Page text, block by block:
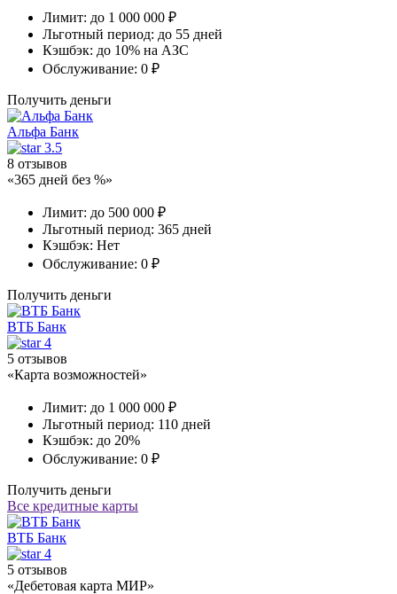
Лимит: до 1 000 000 ₽
Льготный период: до 55 дней
Кэшбэк: до 10% на АЗС
Обслуживание: 0 ₽
Получить деньги
Альфа Банк
3.5
8 отзывов
«365 дней без %»
Лимит: до 500 000 ₽
Льготный период: 365 дней
Кэшбэк: Нет
Обслуживание: 0 ₽
Получить деньги
ВТБ Банк
4
5 отзывов
«Карта возможностей»
Лимит: до 1 000 000 ₽
Льготный период: 110 дней
Кэшбэк: до 20%
Обслуживание: 0 ₽
Получить деньги
Все кредитные карты
ВТБ Банк
4
5 отзывов
«Дебетовая карта МИР»